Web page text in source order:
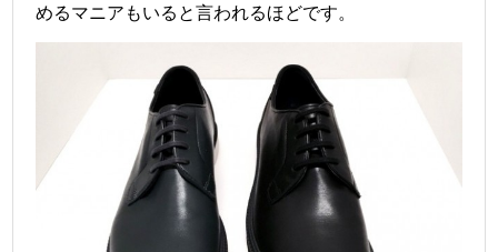
めるマニアもいると言われるほどです。